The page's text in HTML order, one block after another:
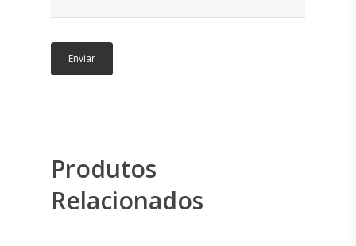
Produtos
Relacionados